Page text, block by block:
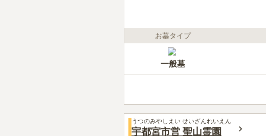
お墓タイプ
一般墓
うつのみやしえい せいざんれいえん
宇都宮市営 聖山霊園